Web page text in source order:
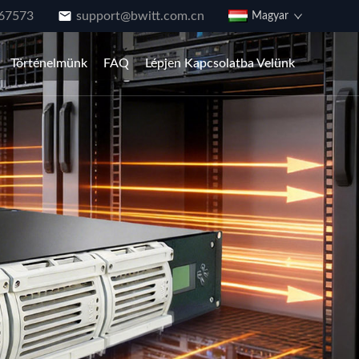
support@bwitt.com.cn Magyar
Történelmünk FAQ Lépjen Kapcsolatba Velünk